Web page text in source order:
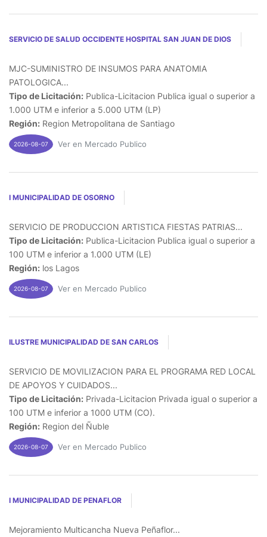
SERVICIO DE SALUD OCCIDENTE HOSPITAL SAN JUAN DE DIOS
MJC-SUMINISTRO DE INSUMOS PARA ANATOMIA
PATOLOGICA...
Tipo de Licitación: Publica-Licitacion Publica igual o superior a
1.000 UTM e inferior a 5.000 UTM (LP)
Región: Region Metropolitana de Santiago
2026-08-07 Ver en Mercado Publico
I MUNICIPALIDAD DE OSORNO
SERVICIO DE PRODUCCION ARTISTICA FIESTAS PATRIAS...
Tipo de Licitación: Publica-Licitacion Publica igual o superior a
100 UTM e inferior a 1.000 UTM (LE)
Región: los Lagos
2026-08-07 Ver en Mercado Publico
ILUSTRE MUNICIPALIDAD DE SAN CARLOS
SERVICIO DE MOVILIZACION PARA EL PROGRAMA RED LOCAL
DE APOYOS Y CUIDADOS...
Tipo de Licitación: Privada-Licitacion Privada igual o superior a
100 UTM e inferior a 1000 UTM (CO).
Región: Region del Ñuble
2026-08-07 Ver en Mercado Publico
I MUNICIPALIDAD DE PENAFLOR
Mejoramiento Multicancha Nueva Peñaflor...